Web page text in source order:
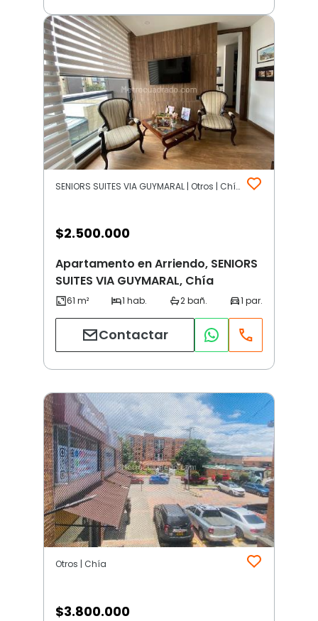
SENIORS SUITES VIA GUYMARAL | Otros | Chía
$2.500.000
Apartamento en Arriendo, SENIORS
SUITES VIA GUYMARAL, Chía
Contactar
Otros | Chía
$3.800.000